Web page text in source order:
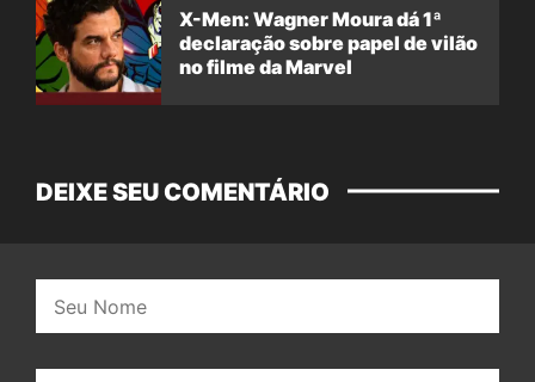
X-Men: Wagner Moura dá 1ª
declaração sobre papel de vilão
no filme da Marvel
DEIXE SEU COMENTÁRIO